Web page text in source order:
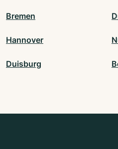
Bremen
Hannover
Duisburg